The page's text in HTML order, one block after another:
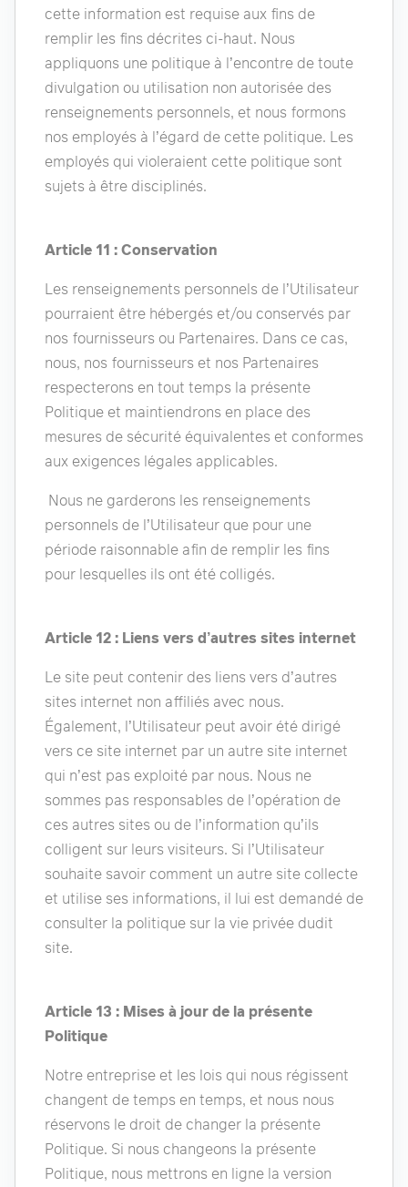
cette information est requise aux fins de
remplir les fins décrites ci-haut. Nous
appliquons une politique à l’encontre de toute
divulgation ou utilisation non autorisée des
renseignements personnels, et nous formons
nos employés à l’égard de cette politique. Les
employés qui violeraient cette politique sont
sujets à être disciplinés.
Article 11 : Conservation
Les renseignements personnels de l’Utilisateur
pourraient être hébergés et/ou conservés par
nos fournisseurs ou Partenaires. Dans ce cas,
nous, nos fournisseurs et nos Partenaires
respecterons en tout temps la présente
Politique et maintiendrons en place des
mesures de sécurité équivalentes et conformes
aux exigences légales applicables.
Nous ne garderons les renseignements
personnels de l’Utilisateur que pour une
période raisonnable afin de remplir les fins
pour lesquelles ils ont été colligés.
Article 12 : Liens vers d’autres sites internet
Le site peut contenir des liens vers d’autres
sites internet non affiliés avec nous.
Également, l’Utilisateur peut avoir été dirigé
vers ce site internet par un autre site internet
qui n’est pas exploité par nous. Nous ne
sommes pas responsables de l’opération de
ces autres sites ou de l’information qu’ils
colligent sur leurs visiteurs. Si l’Utilisateur
souhaite savoir comment un autre site collecte
et utilise ses informations, il lui est demandé de
consulter la politique sur la vie privée dudit
site.
Article 13 : Mises à jour de la présente
Politique
Notre entreprise et les lois qui nous régissent
changent de temps en temps, et nous nous
réservons le droit de changer la présente
Politique. Si nous changeons la présente
Politique, nous mettrons en ligne la version